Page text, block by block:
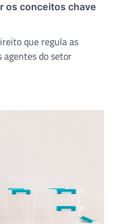
os conceitos chave
que regula as
agentes do setor